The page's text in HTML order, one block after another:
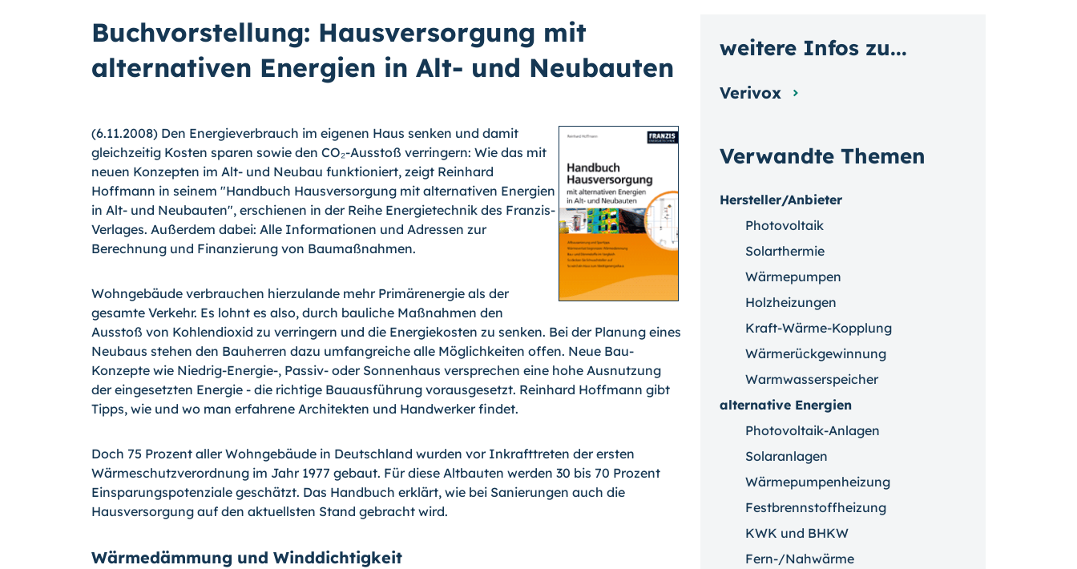
Buchvorstellung: Hausversorgung mit
alternativen Energien in Alt- und Neubauten
(6.11.2008) Den Energieverbrauch im eigenen Haus senken und damit
gleichzeitig Kosten sparen sowie den CO₂-Ausstoß verringern: Wie das mit
neuen Konzepten im Alt- und Neubau funktioniert, zeigt Reinhard
Hoffmann in seinem "Handbuch Hausversorgung mit alternativen Energien
in Alt- und Neubauten", erschienen in der Reihe Energietechnik des Franzis-
Verlages. Außerdem dabei: Alle Informationen und Adressen zur
Berechnung und Finanzierung von Baumaßnahmen.
Wohngebäude verbrauchen hierzulande mehr Primärenergie als der
gesamte Verkehr. Es lohnt es also, durch bauliche Maßnahmen den
Ausstoß von Kohlendioxid zu verringern und die Energiekosten zu senken. Bei der Planung eines
Neubaus stehen den Bauherren dazu umfangreiche alle Möglichkeiten offen. Neue Bau-
Konzepte wie Niedrig-Energie-, Passiv- oder Sonnenhaus versprechen eine hohe Ausnutzung
der eingesetzten Energie - die richtige Bauausführung vorausgesetzt. Reinhard Hoffmann gibt
Tipps, wie und wo man erfahrene Architekten und Handwerker findet.
Doch 75 Prozent aller Wohngebäude in Deutschland wurden vor Inkrafttreten der ersten
Wärmeschutzverordnung im Jahr 1977 gebaut. Für diese Altbauten werden 30 bis 70 Prozent
Einsparungspotenziale geschätzt. Das Handbuch erklärt, wie bei Sanierungen auch die
Hausversorgung auf den aktuellsten Stand gebracht wird.
Wärmedämmung und Winddichtigkeit
Verwandte Themen
Hersteller/Anbieter
Photovoltaik
Solarthermie
Wärmepumpen
Holzheizungen
Kraft-Wärme-Kopplung
Wärmerückgewinnung
Warmwasserspeicher
alternative Energien
Photovoltaik-Anlagen
Solaranlagen
Wärmepumpenheizung
Festbrennstoffheizung
KWK und BHKW
Fern-/Nahwärme
weitere Infos zu...
Verivox